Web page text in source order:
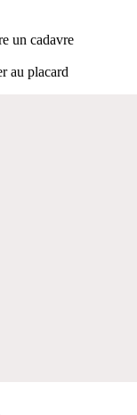
un cadavre
au placard